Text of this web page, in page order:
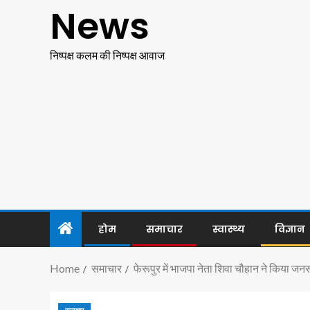
News
निष्पक्ष कलम की निष्पक्ष आवाज
होम समाचार स्वास्थ्य विज्ञान
Home समाचार फेरूपुर में भाजपा नेता शिवा चौहान ने किया